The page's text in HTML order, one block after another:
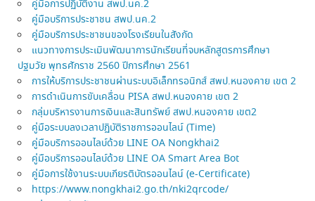
คู่มือการปฏิบัติงาน สพป.นค.2
คู่มือบริการประชาชน สพป.นค.2
คู่มือบริการประชาชนของโรงเรียนในสังกัด
แนวทางการประเมินพัฒนาการนักเรียนที่จบหลักสูตรการศึกษา
ปฐมวัย พุทธศักราช 2560 ปีการศึกษา 2561
การให้บริการประชาชนผ่านระบบอิเล็กทรอนิกส์ สพป.หนองคาย เขต 2
การดำเนินการขับเคลื่อน PISA สพป.หนองคาย เขต 2
กลุ่มบริหารงานการเงินและสินทรัพย์ สพป.หนองคาย เขต2
คู่มือระบบลงเวลาปฏิบัติราชการออนไลน์ (Time)
คู่มือบริการออนไลบ์ด้วย LINE OA Nongkhai2
คู่มือบริการออนไลบ์ด้วย LINE OA Smart Area Bot
คู่มือการใช้งานระบบเกียรติบัตรออนไลน์ (e-Certificate)
https://www.nongkhai2.go.th/nki2qrcode/